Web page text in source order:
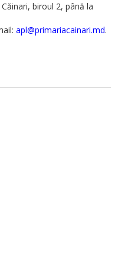
biroul 2, până la
apl@primariacainari.md.